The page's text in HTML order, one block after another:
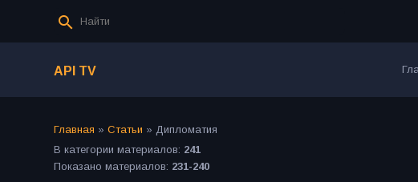
API TV
Главная » Статьи » Дипломатия
В категории материалов: 241
Показано материалов: 231-240